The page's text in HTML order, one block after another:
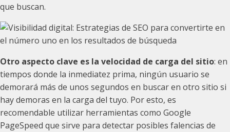
que buscan.
Otro aspecto clave es la velocidad de carga del sitio: en
tiempos donde la inmediatez prima, ningún usuario se
demorará más de unos segundos en buscar en otro sitio si
hay demoras en la carga del tuyo. Por esto, es
recomendable utilizar herramientas como Google
PageSpeed que sirve para detectar posibles falencias de